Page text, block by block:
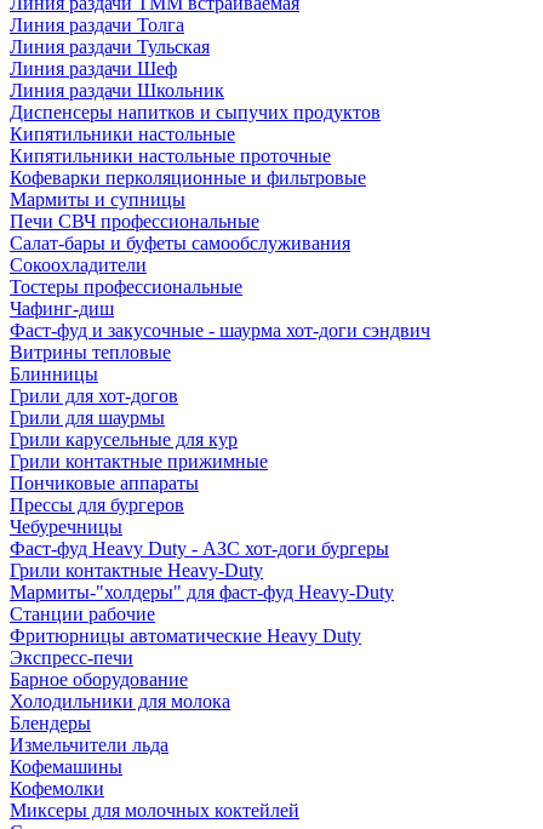
Линия раздачи Толга
Линия раздачи Тульская
Линия раздачи Шеф
Линия раздачи Школьник
Диспенсеры напитков и сыпучих продуктов
Кипятильники настольные
Кипятильники настольные проточные
Кофеварки перколяционные и фильтровые
Мармиты и супницы
Печи СВЧ профессиональные
Салат-бары и буфеты самообслуживания
Сокоохладители
Тостеры профессиональные
Чафинг-диш
Фаст-фуд и закусочные - шаурма хот-доги сэндвич
Витрины тепловые
Блинницы
Грили для хот-догов
Грили для шаурмы
Грили карусельные для кур
Грили контактные прижимные
Пончиковые аппараты
Прессы для бургеров
Чебуречницы
Фаст-фуд Heavy Duty - АЗС хот-доги бургеры
Грили контактные Heavy-Duty
Мармиты-"холдеры" для фаст-фуд Heavy-Duty
Станции рабочие
Фритюрницы автоматические Heavy Duty
Экспресс-печи
Барное оборудование
Холодильники для молока
Блендеры
Измельчители льда
Кофемашины
Кофемолки
Миксеры для молочных коктейлей